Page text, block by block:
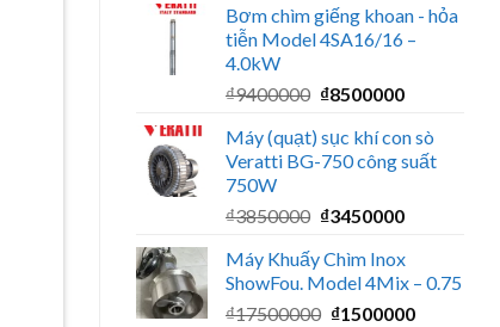
là:
₫2000000.
tại
là:
Bơm chìm giếng khoan - hỏa
tiễn Model 4SA16/16 –
4.0kW
₫9400000 Giá
là:
₫9400000.
₫8500000Giá
tại
là:
Máy (quạt) sục khí con sò
Veratti BG-750 công suất
750W
₫3850000 Giá
là:
₫3850000.
₫3450000Giá
tại
là:
₫3450000.
Máy Khuấy Chìm Inox
ShowFou. Model 4Mix – 0.75
₫17500000 Giá
₫1500000Giá